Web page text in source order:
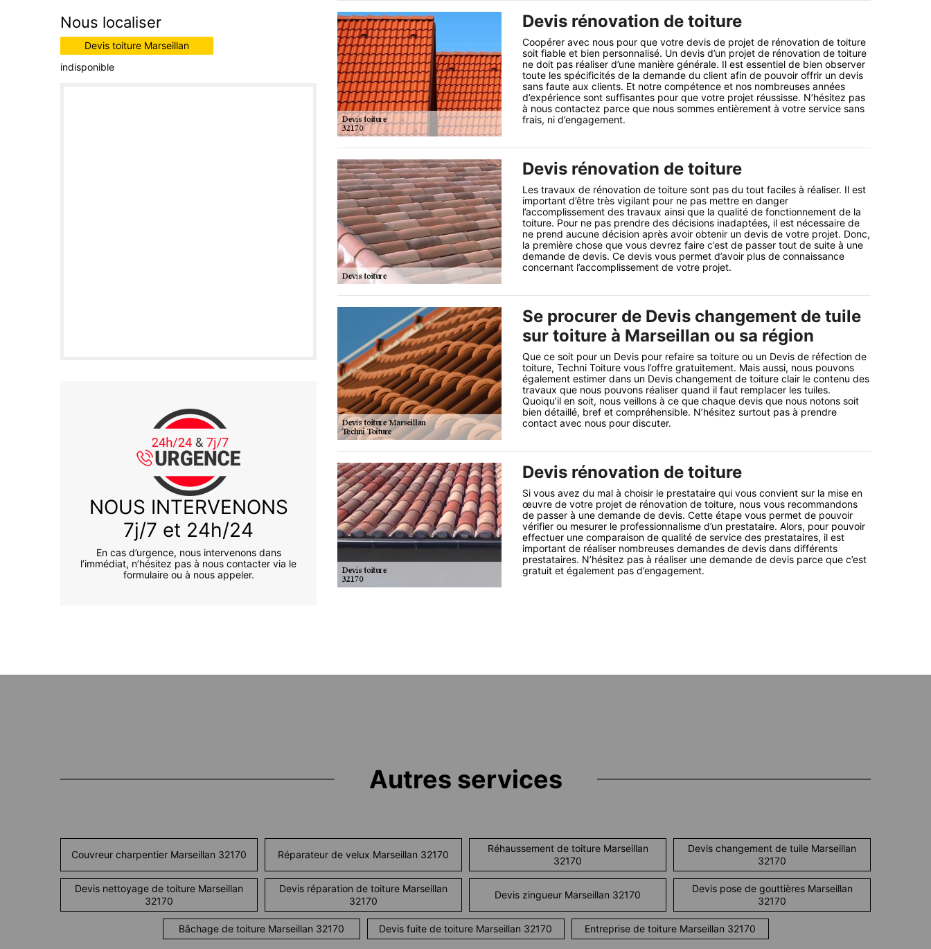
Nous localiser
Devis toiture Marseillan
indisponible
NOUS INTERVENONS
7j/7 et 24h/24
En cas d’urgence, nous intervenons dans
l’immédiat, n’hésitez pas à nous contacter via le
formulaire ou à nous appeler.
Devis rénovation de toiture
Coopérer avec nous pour que votre devis de projet de rénovation de toiture
soit fiable et bien personnalisé. Un devis d’un projet de rénovation de toiture
ne doit pas réaliser d’une manière générale. Il est essentiel de bien observer
toute les spécificités de la demande du client afin de pouvoir offrir un devis
sans faute aux clients. Et notre compétence et nos nombreuses années
d’expérience sont suffisantes pour que votre projet réussisse. N’hésitez pas
à nous contactez parce que nous sommes entièrement à votre service sans
frais, ni d’engagement.
Devis rénovation de toiture
Les travaux de rénovation de toiture sont pas du tout faciles à réaliser. Il est
important d’être très vigilant pour ne pas mettre en danger
l’accomplissement des travaux ainsi que la qualité de fonctionnement de la
toiture. Pour ne pas prendre des décisions inadaptées, il est nécessaire de
ne prend aucune décision après avoir obtenir un devis de votre projet. Donc,
la première chose que vous devrez faire c’est de passer tout de suite à une
demande de devis. Ce devis vous permet d’avoir plus de connaissance
concernant l’accomplissement de votre projet.
Se procurer de Devis changement de tuile
sur toiture à Marseillan ou sa région
Que ce soit pour un Devis pour refaire sa toiture ou un Devis de réfection de
toiture, Techni Toiture vous l’offre gratuitement. Mais aussi, nous pouvons
également estimer dans un Devis changement de toiture clair le contenu des
travaux que nous pouvons réaliser quand il faut remplacer les tuiles.
Quoiqu’il en soit, nous veillons à ce que chaque devis que nous notons soit
bien détaillé, bref et compréhensible. N’hésitez surtout pas à prendre
contact avec nous pour discuter.
Devis rénovation de toiture
Si vous avez du mal à choisir le prestataire qui vous convient sur la mise en
œuvre de votre projet de rénovation de toiture, nous vous recommandons
de passer à une demande de devis. Cette étape vous permet de pouvoir
vérifier ou mesurer le professionnalisme d’un prestataire. Alors, pour pouvoir
effectuer une comparaison de qualité de service des prestataires, il est
important de réaliser nombreuses demandes de devis dans différents
prestataires. N’hésitez pas à réaliser une demande de devis parce que c’est
gratuit et également pas d’engagement.
Autres services
Couvreur charpentier Marseillan 32170 Réparateur de velux Marseillan 32170
Réhaussement de toiture Marseillan
32170
Devis changement de tuile Marseillan
32170
Devis nettoyage de toiture Marseillan
32170
Devis réparation de toiture Marseillan
32170
Devis zingueur Marseillan 32170
Devis pose de gouttières Marseillan
32170
Bâchage de toiture Marseillan 32170 Devis fuite de toiture Marseillan 32170 Entreprise de toiture Marseillan 32170